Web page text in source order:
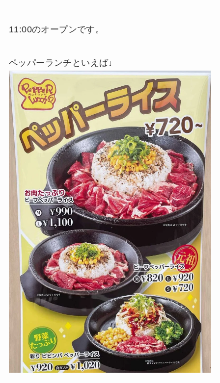
11:00のオープンです。
ペッパーランチといえば↓